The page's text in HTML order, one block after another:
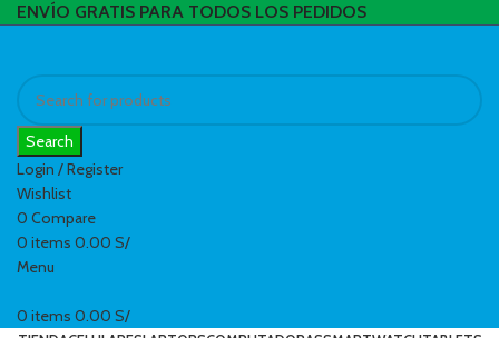
ENVÍO GRATIS PARA TODOS LOS PEDIDOS
Search
Login / Register
Wishlist
0 Compare
0 items 0.00 S/
Menu
0 items 0.00 S/